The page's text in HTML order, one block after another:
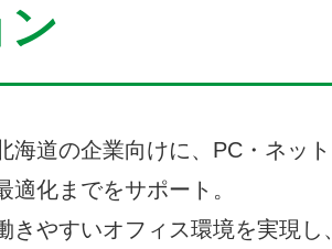
海道の企業向けに、PC・ネッ
適化までをサポート。
きやすいオフィス環境を実現